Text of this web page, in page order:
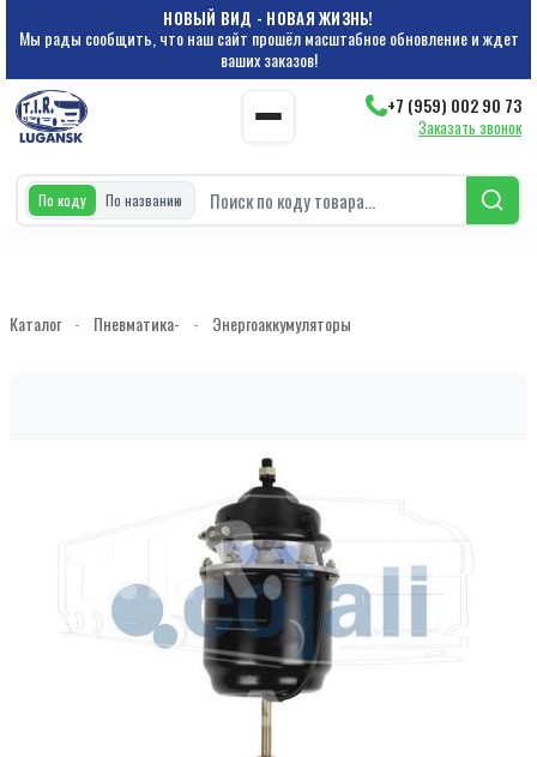
НОВЫЙ ВИД - НОВАЯ ЖИЗНЬ!
Мы рады сообщить, что наш сайт прошёл масштабное обновление и ждет
ваших заказов!
+7 (959) 002 90 73
Заказать звонок
По коду По названию
Каталог - Пневматика- - Энергоаккумуляторы